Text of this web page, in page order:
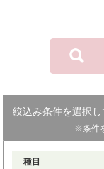
絞込み条件を選択
※条件
種目